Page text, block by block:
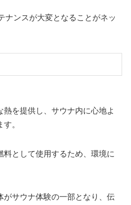
ナンスが大変となることがネッ
熱を提供し、サウナ内に心地よ
。
料として使用するため、環境に
がサウナ体験の一部となり、伝